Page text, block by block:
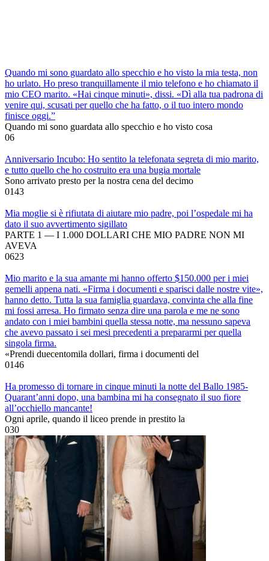
Quando mi sono guardato allo specchio e ho visto la mia testa, non
ho urlato. Ho preso tranquillamente il mio telefono e ho chiamato il
mio CEO marito. «Hai cinque minuti», dissi. «Dì alla tua padrona di
venire qui, scusati per quello che ha fatto, o il tuo intero mondo
finisce oggi.”
Quando mi sono guardata allo specchio e ho visto cosa
06
Anniversario Incubo: Ho sentito la telefonata segreta di mio marito,
e tutto quello che ho costruito era una bugia mortale
Sono arrivato presto per la nostra cena del decimo
0143
Mia moglie si è rifiutata di aiutare mio padre, poi l’ospedale mi ha
dato il suo avvertimento sigillato
PARTE 1 — I 1.000 DOLLARI CHE MIO PADRE NON MI
AVEVA
0623
Mio marito e la sua amante mi hanno offerto $150.000 per i miei
gemelli appena nati. «Firma i documenti e sparisci dalle nostre vite»,
hanno detto. Tutta la sua famiglia guardava, convinta che alla fine
mi fossi arresa. Ho firmato senza dire una parola e me ne sono
andato con i miei bambini quella stessa notte, ma nessuno sapeva
che avevo passato i sei mesi precedenti a prepararmi per quella
singola firma.
«Prendi duecentomila dollari, firma i documenti del
0146
Ha promesso di tornare in cinque minuti la notte del Ballo 1985-
Quarant’anni dopo, una bambina mi ha consegnato il suo fiore
all’occhiello mancante!
Ogni aprile, quando il liceo prende in prestito la
030